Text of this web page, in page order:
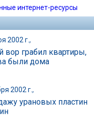
интернет-ресурсы
2002 г.,
вор грабил квартиры,
были дома
2002 г.,
урановых пластин